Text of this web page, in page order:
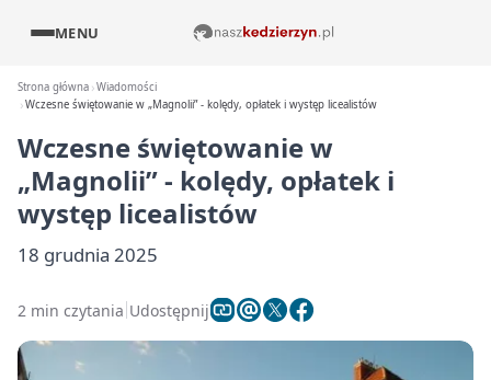
MENU
Strona główna Wiadomości
Wczesne świętowanie w „Magnolii” - kolędy, opłatek i występ licealistów
Wczesne świętowanie w
„Magnolii” - kolędy, opłatek i
występ licealistów
18 grudnia 2025
2 min czytania Udostępnij